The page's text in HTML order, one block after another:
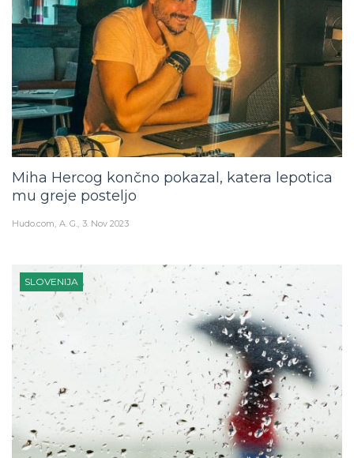
Miha Hercog končno pokazal, katera lepotica
mu greje posteljo
Hudo.com A. G. 3. Nov 2023
SLOVENIJA